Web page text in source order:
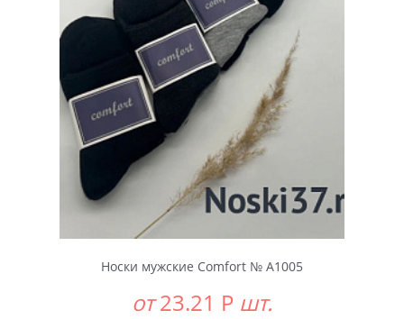
Носки мужские Comfort № A1005
от 23.21 Р шт.